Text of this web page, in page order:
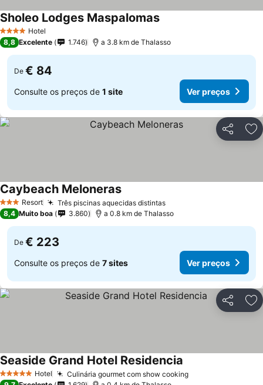
4 EstrelasHotel
Sholeo Lodges Maspalomas
8,8 Excelente 1.746 a 3.8 km de Thalasso
De € 84
Consulte os preços de 1 site Ver preços
Partilhar
3 EstrelasResort Três piscinas aquecidas distintas
Caybeach Meloneras
8,4 Muito boa 3.860 a 0.8 km de Thalasso
De € 223
Consulte os preços de 7 sites Ver preços
Partilhar
5 Estrelas Hotel Culinária gourmet com show cooking
Seaside Grand Hotel Residencia